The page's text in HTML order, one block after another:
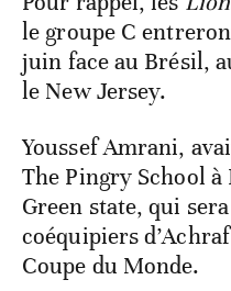
le groupe C
juin face au Brésil,
le New Jersey.
Youssef Amrani,
The Pingry School à
Green state, qui
coéquipiers
Coupe du Monde.